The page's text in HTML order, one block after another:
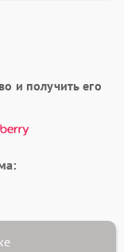
и получить его